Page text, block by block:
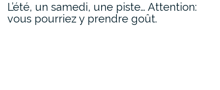
L’été, un samedi, une piste… Attention:
vous pourriez y prendre goût.